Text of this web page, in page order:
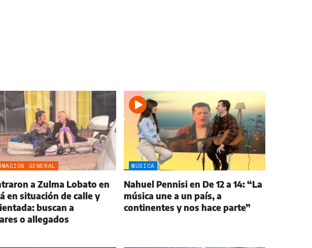
GENERAL
a Zulma Lobato en
en situación de calle y
buscan a
o allegados
MÚSICA
Nahuel Pennisi en De 12 a 14: “La
música une a un país, a
continentes y nos hace parte”